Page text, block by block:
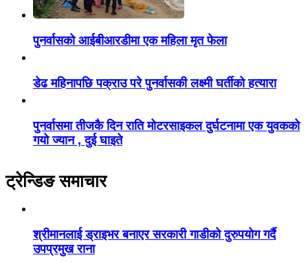
पुनर्वासको आईबीआरडीमा एक महिला मृत फेला
डेढ महिनापछि पक्राउ परे पुनर्वासकी लक्ष्मी घर्तीको हत्यारा
पुनर्वासमा तीजकै दिन राति मोटरसाइकल दुर्घटनामा एक युवकको
गयो ज्यान , दुई घाइते
ट्रेन्डिङ समाचार
श्रीमानलाई ड्राइभर बनाएर सरकारी गाडीको दुरुपयोग गर्दै
उपप्रमुख राना